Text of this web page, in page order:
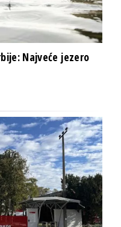
Najveće jezero